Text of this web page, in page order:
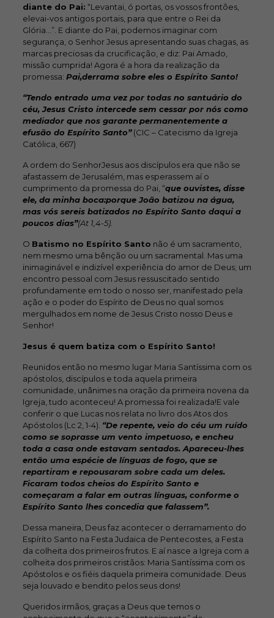
diante do Pai: “Levantai, ó portas, os vossos frontões,
elevai-vos antigos portais, para que entre o Rei da
Glória…”. E diante do Pai, podemos imaginar com
segurança, o Senhor Jesus apresentando suas chagas, as
marcas preciosas da crucificação, e diz: Pai Amado,
missão cumprida! Agora é a hora da realização da
promessa: Pai,derrama sobre eles o Espírito Santo!
“Tendo entrado uma vez por todas no santuário do
céu, Jesus Cristo intercede sem cessar por nós como
mediador que nos garante permanentemente a
efusão do Espírito Santo”(CIC – Catecismo da Igreja
Católica, 667)
A ordem do SenhorJesus aos discípulos era que não se
afastassem de Jerusalém, mas esperassem aí o
cumprimento da promessa do Pai, “que ouvistes, disse
ele, da minha boca:porque João batizou na água,
mas vós sereis batizados no Espírito Santo daqui a
poucos dias”(At 1,4-5).
O Batismo no Espírito Santo não é um sacramento,
nem mesmo uma bênção ou um sacramental. Mas uma
inimaginável e indizível experiência do amor de Deus; um
encontro pessoal com Jesus ressuscitado sentido
profundamente em todo o nosso ser, manifestado pela
ação e o poder do Espírito de Deus no qual somos
mergulhados em nome de Jesus Cristo nosso Deus e
Senhor!
Jesus é quem batiza com o Espírito Santo!
Reunidos então no mesmo lugar Maria Santíssima com os
apóstolos, discípulos e toda aquela primeira
comunidade, unânimes na oração da primeira novena da
Igreja, tudo aconteceu! A promessa foi realizada!E vale
conferir o que Lucas nos relata no livro dos Atos dos
Apóstolos (Lc 2, 1-4). “De repente, veio do céu um ruído
como se soprasse um vento impetuoso, e encheu
toda a casa onde estavam sentados. Apareceu-lhes
então uma espécie de línguas de fogo, que se
repartiram e repousaram sobre cada um deles.
Ficaram todos cheios do Espírito Santo e
começaram a falar em outras línguas, conforme o
Espírito Santo lhes concedia que falassem”.
Dessa maneira, Deus faz acontecer o derramamento do
Espírito Santo na Festa Judaica de Pentecostes, a Festa
da colheita dos primeiros frutos. E aí nasce a Igreja com a
colheita dos primeiros cristãos: Maria Santíssima com os
Apóstolos e os fiéis daquela primeira comunidade. Deus
seja louvado e bendito pelos seus dons!
Queridos irmãos, graças a Deus que temos o